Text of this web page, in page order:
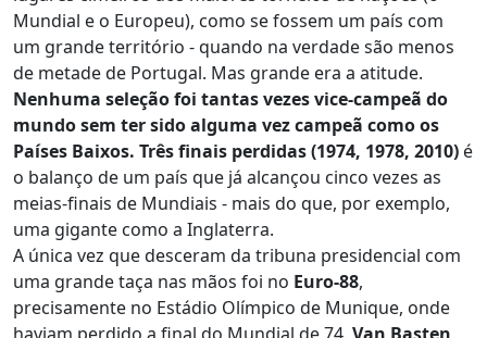
Mundial e o Europeu), como se fossem um país com
um grande território - quando na verdade são menos
de metade de Portugal. Mas grande era a atitude.
Nenhuma seleção foi tantas vezes vice-campeã do
mundo sem ter sido alguma vez campeã como os
Países Baixos. Três finais perdidas (1974, 1978, 2010) é
o balanço de um país que já alcançou cinco vezes as
meias-finais de Mundiais - mais do que, por exemplo,
uma gigante como a Inglaterra.
A única vez que desceram da tribuna presidencial com
uma grande taça nas mãos foi no Euro-88,
precisamente no Estádio Olímpico de Munique, onde
haviam perdido a final do Mundial de 74. Van Basten,